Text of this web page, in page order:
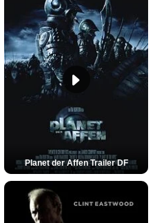
Planet der Affen Trailer DF